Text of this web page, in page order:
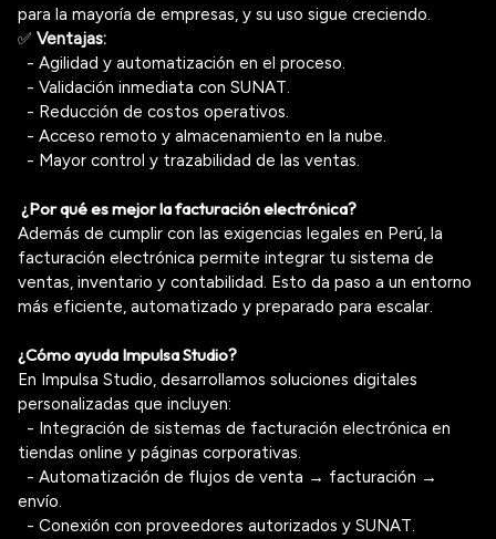
para la mayoría de empresas, y su uso sigue creciendo.
✅ Ventajas:
- Agilidad y automatización en el proceso.
- Validación inmediata con SUNAT.
- Reducción de costos operativos.
- Acceso remoto y almacenamiento en la nube.
- Mayor control y trazabilidad de las ventas.
¿Por qué es mejor la facturación electrónica?
Además de cumplir con las exigencias legales en Perú, la
facturación electrónica permite integrar tu sistema de
ventas, inventario y contabilidad. Esto da paso a un entorno
más eficiente, automatizado y preparado para escalar.
¿Cómo ayuda Impulsa Studio?
En Impulsa Studio, desarrollamos soluciones digitales
personalizadas que incluyen:
- Integración de sistemas de facturación electrónica en
tiendas online y páginas corporativas.
- Automatización de flujos de venta → facturación →
envío.
- Conexión con proveedores autorizados y SUNAT.